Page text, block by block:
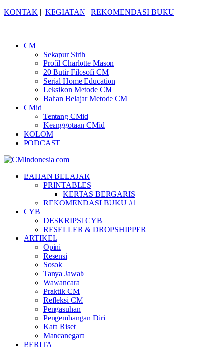
KONTAK | KEGIATAN | REKOMENDASI BUKU |
CM
Sekapur Sirih
Profil Charlotte Mason
20 Butir Filosofi CM
Serial Home Education
Leksikon Metode CM
Bahan Belajar Metode CM
CMid
Tentang CMid
Keanggotaan CMid
KOLOM
PODCAST
BAHAN BELAJAR
PRINTABLES
KERTAS BERGARIS
REKOMENDASI BUKU #1
CYB
DESKRIPSI CYB
RESELLER & DROPSHIPPER
ARTIKEL
Opini
Resensi
Sosok
Tanya Jawab
Wawancara
Praktik CM
Refleksi CM
Pengasuhan
Pengembangan Diri
Kata Riset
Mancanegara
BERITA